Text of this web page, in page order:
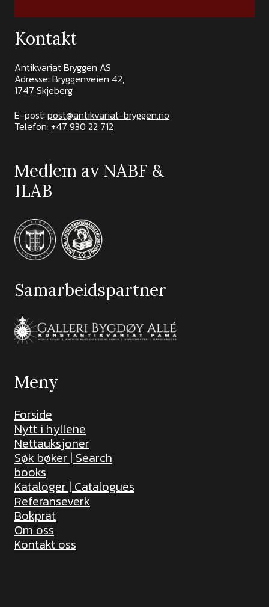
Kontakt
Antikvariat Bryggen AS
Adresse: Bryggenveien 42,
1747 Skjeberg
E-post: post@antikvariat-bryggen.no
Telefon: +47 930 22 712
Medlem av NABF &
ILAB
Samarbeidspartner
Meny
Forside
Nytt i hyllene
Nettauksjoner
Søk bøker | Search
books
Kataloger | Catalogues
Referanseverk
Bokprat
Om oss
Kontakt oss